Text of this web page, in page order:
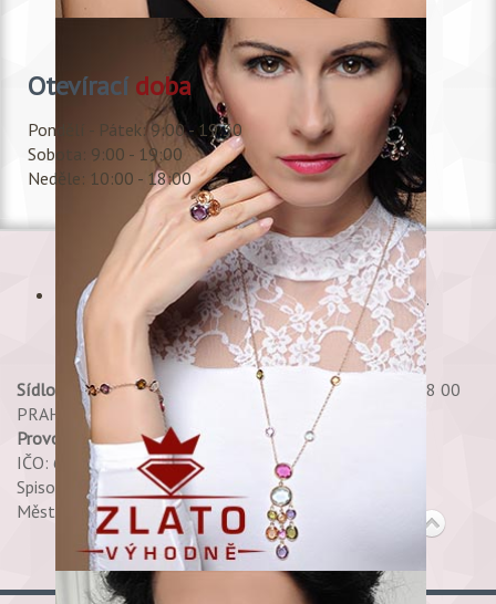
Otevíracídoba
Pondělí - Pátek: 9:00 - 19:30
Sobota: 9:00 - 19:00
Neděle: 10:00 - 18:00
Copyright © 2017 Shala, s.r.o., All rights reserved.
Sídlo:
Petržílkova 2706/30 PRAHA 13 - STODŮLKY 158 00
PRAHA 58
Provozovna:Shala, s.r.o. Spálená 35 - Praha 1
IČO: 60469765 DIČ: CZ60469765
Spisová značka 25748 C,
Městský soud v Praze